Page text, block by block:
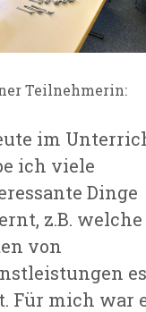
Teilnehmerin:
im
ich viele
Dinge
z.B. welche
von
es
Für mich war